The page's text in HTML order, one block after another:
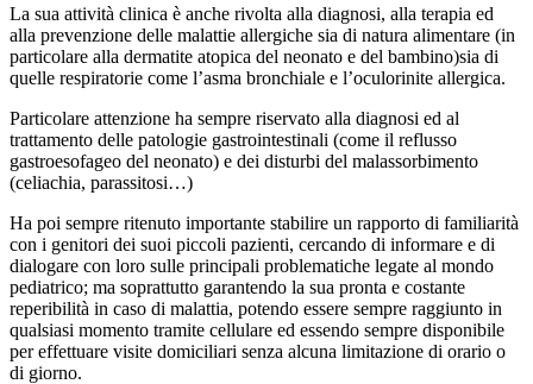
La sua attività clinica è anche rivolta alla diagnosi, alla terapia ed
alla prevenzione delle malattie allergiche sia di natura alimentare (in
particolare alla dermatite atopica del neonato e del bambino)sia di
quelle respiratorie come l’asma bronchiale e l’oculorinite allergica.
Particolare attenzione ha sempre riservato alla diagnosi ed al
trattamento delle patologie gastrointestinali (come il reflusso
gastroesofageo del neonato) e dei disturbi del malassorbimento
(celiachia, parassitosi…)
Ha poi sempre ritenuto importante stabilire un rapporto di familiarità
con i genitori dei suoi piccoli pazienti, cercando di informare e di
dialogare con loro sulle principali problematiche legate al mondo
pediatrico; ma soprattutto garantendo la sua pronta e costante
reperibilità in caso di malattia, potendo essere sempre raggiunto in
qualsiasi momento tramite cellulare ed essendo sempre disponibile
per effettuare visite domiciliari senza alcuna limitazione di orario o
di giorno.